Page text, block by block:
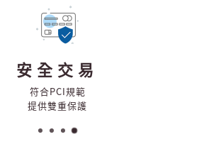
安全交易
符合PCI規範
提供雙重保護